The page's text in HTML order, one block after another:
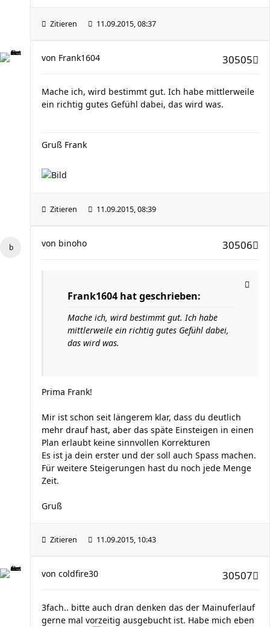
Zitieren 11.09.2015, 08:37
30505
von Frank1604
Mache ich, wird bestimmt gut. Ich habe mittlerweile
ein richtig gutes Gefühl dabei, das wird was.
Gruß Frank
Zitieren 11.09.2015, 08:39
30506
von binoho
Frank1604 hat geschrieben:
Mache ich, wird bestimmt gut. Ich habe
mittlerweile ein richtig gutes Gefühl dabei,
das wird was.
Prima Frank!
Mir ist schon seit längerem klar, dass du deutlich
mehr drauf hast, aber das späte Einsteigen in einen
Plan erlaubt keine sinnvollen Korrekturen
Es ist ja dein erster und der soll auch Spass machen.
Für weitere Steigerungen hast du noch jede Menge
Zeit.
Gruß
Zitieren 11.09.2015, 10:43
30507
von coldfire30
3fach.. bitte auch dran denken das der Mainuferlauf
gerne mal vorzeitig ausgebucht ist. Habe mich eben